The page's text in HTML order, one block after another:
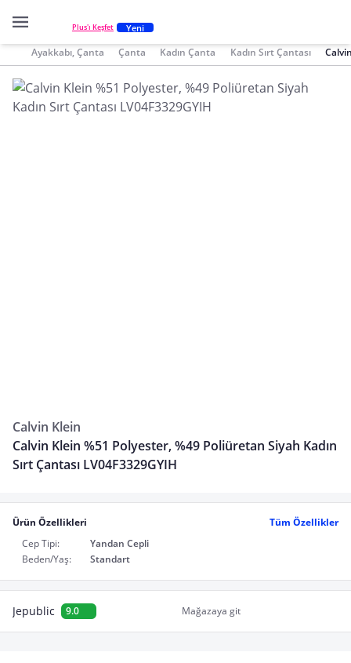
Plus'ı Keşfet Yeni
Ayakkabı, Çanta Çanta Kadın Çanta Kadın Sırt Çantası
Calvin Klein
Calvin Klein %51 Polyester, %49 Poliüretan Siyah Kadın
Sırt Çantası LV04F3329GYIH
Ürün Özellikleri
Tüm Özellikler
Cep Tipi:
Yandan Cepli
Beden/Yaş:
Standart
Jepublic 9.0 Mağazaya git